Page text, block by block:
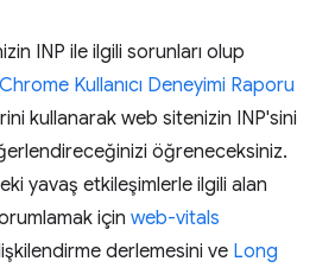
INP ile ilgili sorunları olup
Chrome Kullanıcı Deneyimi Raporu
kullanarak web sitenizin INP'sini
öğreneceksiniz.
yavaş etkileşimlerle ilgili alan
için web-vitals
derlemesini ve Long